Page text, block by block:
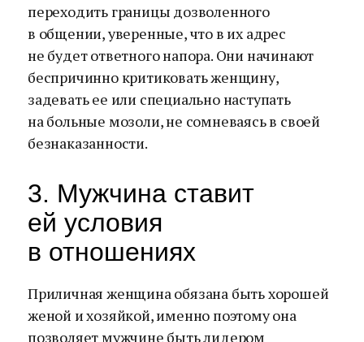
переходить границы дозволенного
в общении, уверенные, что в их адрес
не будет ответного напора. Они начинают
беспричинно критиковать женщину,
задевать ее или специально наступать
на больные мозоли, не сомневаясь в своей
безнаказанности.
3. Мужчина ставит
ей условия
в отношениях
Приличная женщина обязана быть хорошей
женой и хозяйкой, именно поэтому она
позволяет мужчине быть лидером